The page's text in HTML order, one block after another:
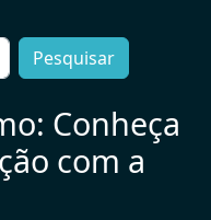
Conheça
com a